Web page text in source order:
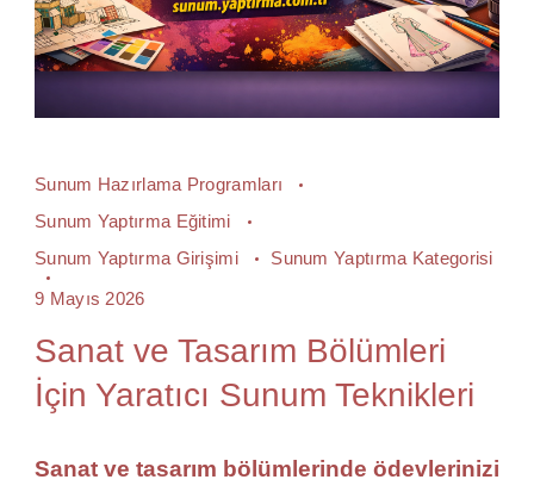
Sunum Hazırlama Programları
Sunum Yaptırma Eğitimi
Sunum Yaptırma Girişimi
Sunum Yaptırma Kategorisi
9 Mayıs 2026
Sanat ve Tasarım Bölümleri
İçin Yaratıcı Sunum Teknikleri
Sanat ve tasarım bölümlerinde ödevlerinizi